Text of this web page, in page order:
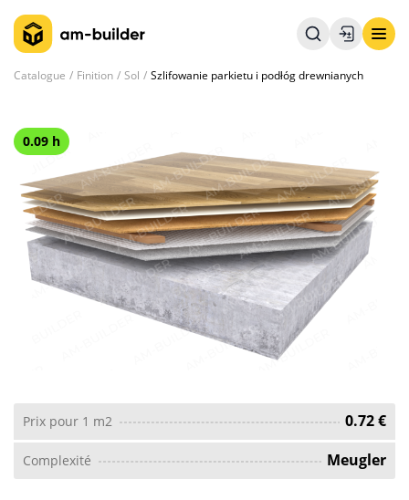
Catalogue Finition Sol Szlifowanie parkietu i podłóg drewnianych
0.09 h
Prix ​​pour 1 m2 0.72 €
Complexité Meugler